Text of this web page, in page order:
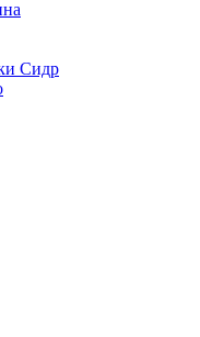
Сидр